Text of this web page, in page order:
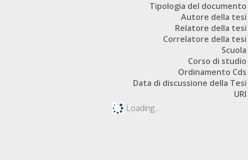
Tipologia del documento
Autore della tesi
Relatore della tesi
Correlatore della tesi
Scuola
Corso di studio
Ordinamento Cds
Data di discussione della Tesi
URI
Loading...